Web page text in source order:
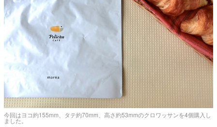
今回はヨコ約155mm、タテ約70mm、高さ約53mmのクロワッサンを4個購入し
ました。